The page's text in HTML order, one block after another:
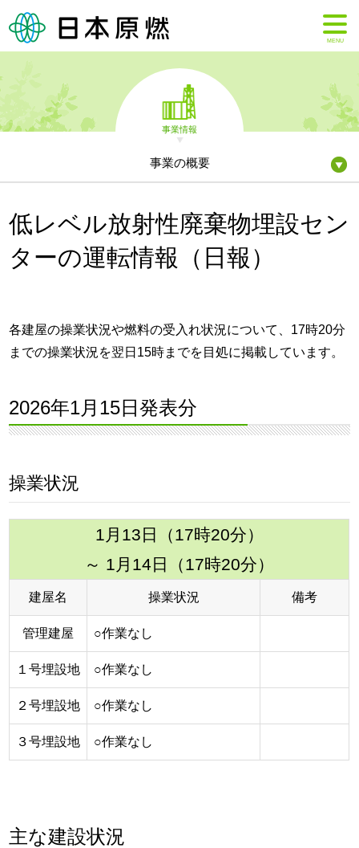
MENU
事業情報
事業の概要
低レベル放射性廃棄物埋設セン
ターの運転情報（日報）
各建屋の操業状況や燃料の受入れ状況について、17時20分
までの操業状況を翌日15時までを目処に掲載しています。
2026年1月15日発表分
操業状況
1月13日（17時20分）
～ 1月14日（17時20分）
建屋名 操業状況 備考
管理建屋 ○作業なし
１号埋設地 ○作業なし
２号埋設地 ○作業なし
３号埋設地 ○作業なし
主な建設状況